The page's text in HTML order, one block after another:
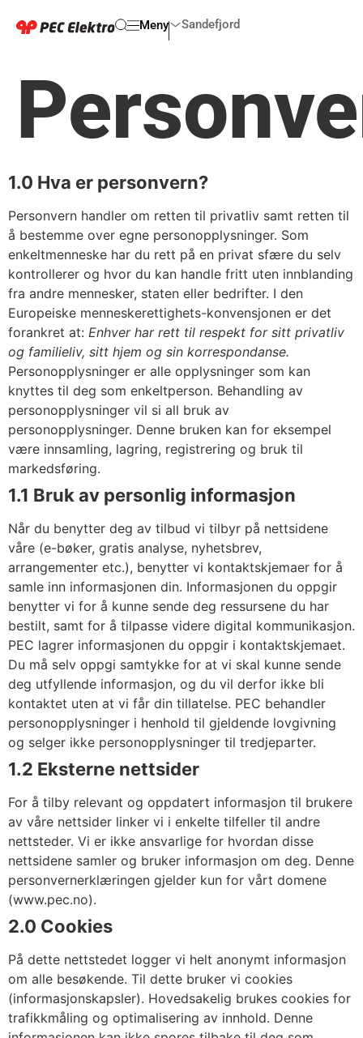
Meny Sandefjord
1.0 Hva er personvern?
Personvern handler om retten til privatliv samt retten til
å bestemme over egne personopplysninger. Som
enkeltmenneske har du rett på en privat sfære du selv
kontrollerer og hvor du kan handle fritt uten innblanding
fra andre mennesker, staten eller bedrifter. I den
Europeiske menneskerettighets-konvensjonen er det
forankret at: Enhver har rett til respekt for sitt privatliv
og familieliv, sitt hjem og sin korrespondanse.
Personopplysninger er alle opplysninger som kan
knyttes til deg som enkeltperson. Behandling av
personopplysninger vil si all bruk av
personopplysninger. Denne bruken kan for eksempel
være innsamling, lagring, registrering og bruk til
markedsføring.
1.1 Bruk av personlig informasjon
Når du benytter deg av tilbud vi tilbyr på nettsidene
våre (e-bøker, gratis analyse, nyhetsbrev,
arrangementer etc.), benytter vi kontaktskjemaer for å
samle inn informasjonen din. Informasjonen du oppgir
benytter vi for å kunne sende deg ressursene du har
bestilt, samt for å tilpasse videre digital kommunikasjon.
PEC lagrer informasjonen du oppgir i kontaktskjemaet.
Du må selv oppgi samtykke for at vi skal kunne sende
deg utfyllende informasjon, og du vil derfor ikke bli
kontaktet uten at vi får din tillatelse. PEC behandler
personopplysninger i henhold til gjeldende lovgivning
og selger ikke personopplysninger til tredjeparter.
1.2 Eksterne nettsider
For å tilby relevant og oppdatert informasjon til brukere
av våre nettsider linker vi i enkelte tilfeller til andre
nettsteder. Vi er ikke ansvarlige for hvordan disse
nettsidene samler og bruker informasjon om deg. Denne
personvernerklæringen gjelder kun for vårt domene
(www.pec.no).
2.0 Cookies
På dette nettstedet logger vi helt anonymt informasjon
om alle besøkende. Til dette bruker vi cookies
(informasjonskapsler). Hovedsakelig brukes cookies for
trafikkmåling og optimalisering av innhold. Denne